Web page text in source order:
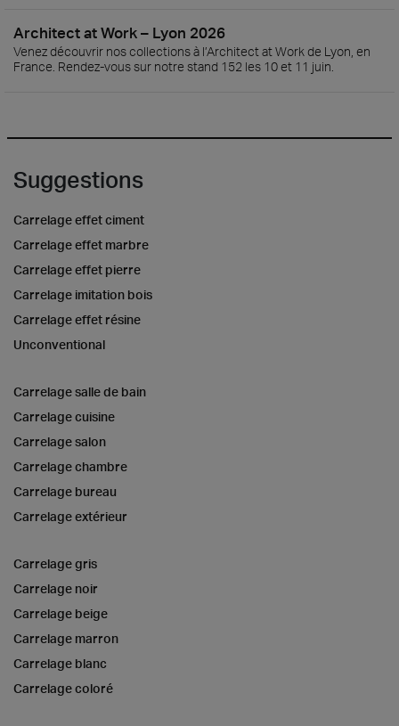
Architect at Work – Lyon 2026
Venez découvrir nos collections à l’Architect at Work de Lyon, en
France. Rendez-vous sur notre stand 152 les 10 et 11 juin.
Suggestions
Carrelage effet ciment
Carrelage effet marbre
Carrelage effet pierre
Carrelage imitation bois
Carrelage effet résine
Unconventional
Carrelage salle de bain
Carrelage cuisine
Carrelage salon
Carrelage chambre
Carrelage bureau
Carrelage extérieur
Carrelage gris
Carrelage noir
Carrelage beige
Carrelage marron
Carrelage blanc
Carrelage coloré